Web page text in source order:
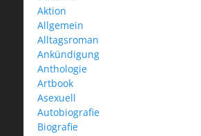
Aktion
Allgemein
Alltagsroman
Ankündigung
Anthologie
Artbook
Asexuell
Autobiografie
Biografie